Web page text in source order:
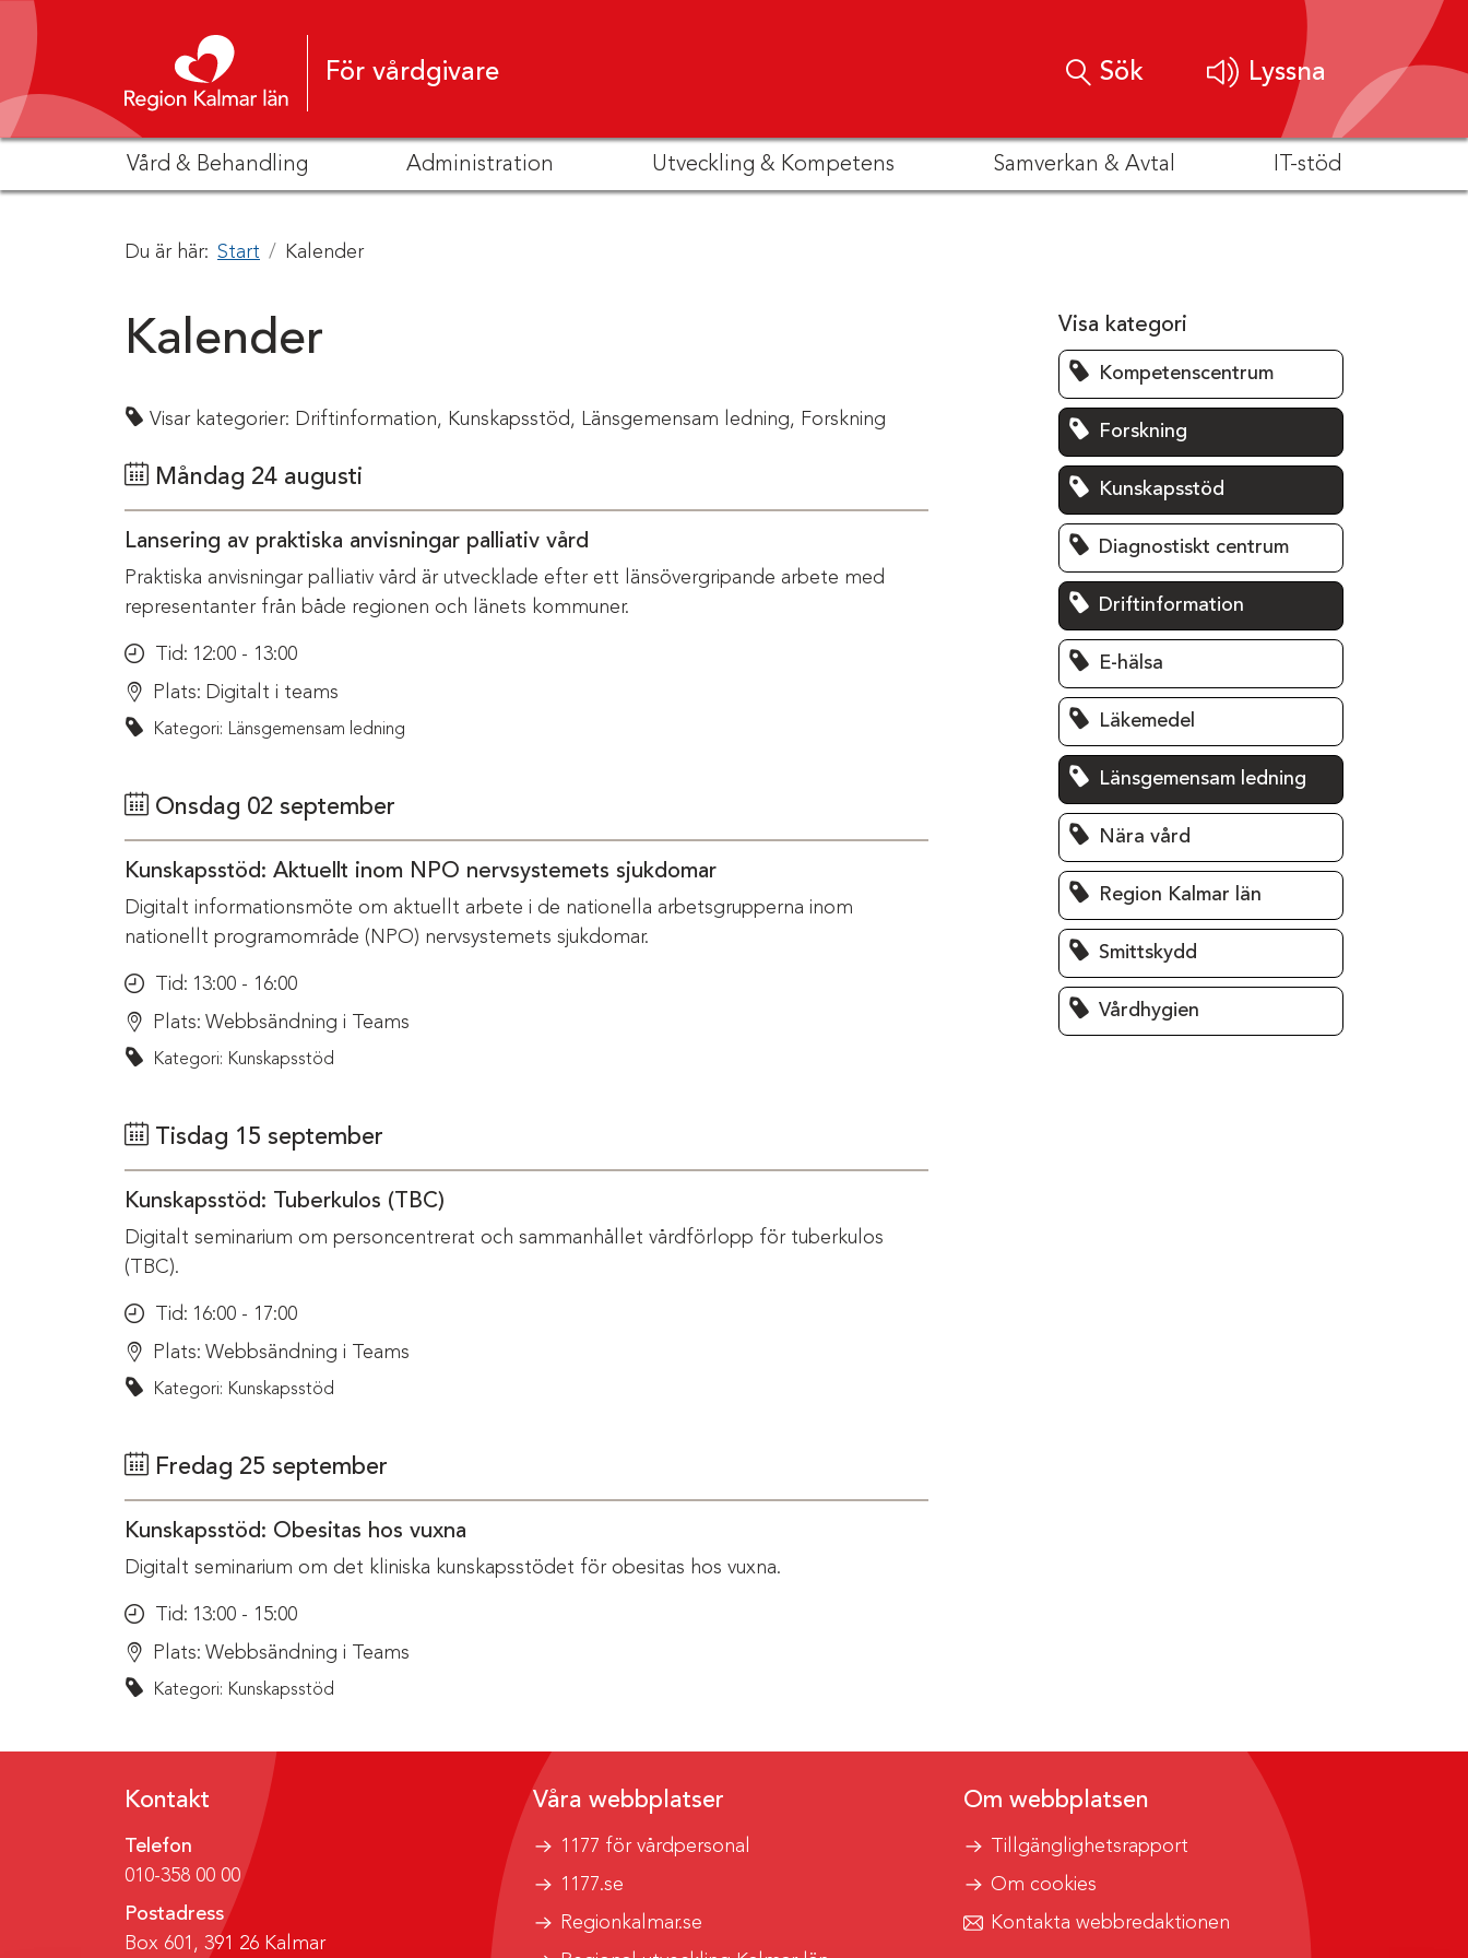
Hoppa till innehåll
För vårdgivare Sök Lyssna
Vård & Behandling Administration Utveckling & Kompetens Samverkan & Avtal IT-stöd
Du är här: Start Kalender
Kalender
Visar kategorier: Driftinformation, Kunskapsstöd, Länsgemensam ledning, Forskning
Måndag 24 augusti
Lansering av praktiska anvisningar palliativ vård
Praktiska anvisningar palliativ vård är utvecklade efter ett länsövergripande arbete med
representanter från både regionen och länets kommuner.
Tid: 12:00 - 13:00
Plats: Digitalt i teams
Kategori: Länsgemensam ledning
Onsdag 02 september
Kunskapsstöd: Aktuellt inom NPO nervsystemets sjukdomar
Digitalt informationsmöte om aktuellt arbete i de nationella arbetsgrupperna inom
nationellt programområde (NPO) nervsystemets sjukdomar.
Tid: 13:00 - 16:00
Plats: Webbsändning i Teams
Kategori: Kunskapsstöd
Tisdag 15 september
Kunskapsstöd: Tuberkulos (TBC)
Digitalt seminarium om personcentrerat och sammanhållet vårdförlopp för tuberkulos
(TBC).
Tid: 16:00 - 17:00
Plats: Webbsändning i Teams
Kategori: Kunskapsstöd
Fredag 25 september
Kunskapsstöd: Obesitas hos vuxna
Digitalt seminarium om det kliniska kunskapsstödet för obesitas hos vuxna.
Tid: 13:00 - 15:00
Plats: Webbsändning i Teams
Kategori: Kunskapsstöd
Visa kategori
Kompetenscentrum
Forskning
Kunskapsstöd
Diagnostiskt centrum
Driftinformation
E-hälsa
Läkemedel
Länsgemensam ledning
Nära vård
Region Kalmar län
Smittskydd
Vårdhygien
Kontakt
Telefon
010-358 00 00
Postadress
Box 601, 391 26 Kalmar
Våra webbplatser
1177 för vårdpersonal
1177.se
Regionkalmar.se
Om webbplatsen
Tillgänglighetsrapport
Om cookies
Kontakta webbredaktionen